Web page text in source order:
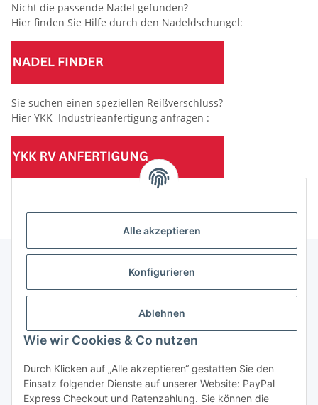
Alle akzeptieren
Konfigurieren
Ablehnen
Wie wir Cookies & Co nutzen
Durch Klicken auf „Alle akzeptieren“ gestatten Sie den
Einsatz folgender Dienste auf unserer Website: PayPal
Express Checkout und Ratenzahlung. Sie können die
Nicht die passende Nadel gefunden?
Hier finden Sie Hilfe durch den Nadeldschungel:
Sie suchen einen speziellen Reißverschluss?
Hier YKK Industrieanfertigung anfragen :
(Mindesttabnahmemenge 10 Stück je Länge und Farbe)
Informationen
Gesetzliche Informationen
Vertrag widerrufen